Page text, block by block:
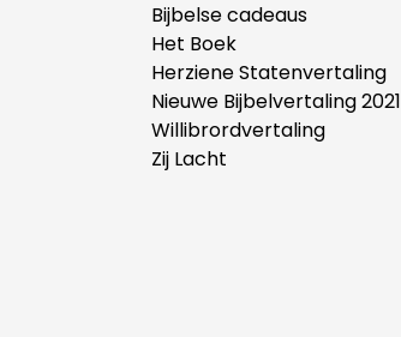
Bijbelse cadeaus
Het Boek
Herziene Statenvertaling
Nieuwe Bijbelvertaling 2021
Willibrordvertaling
Zij Lacht